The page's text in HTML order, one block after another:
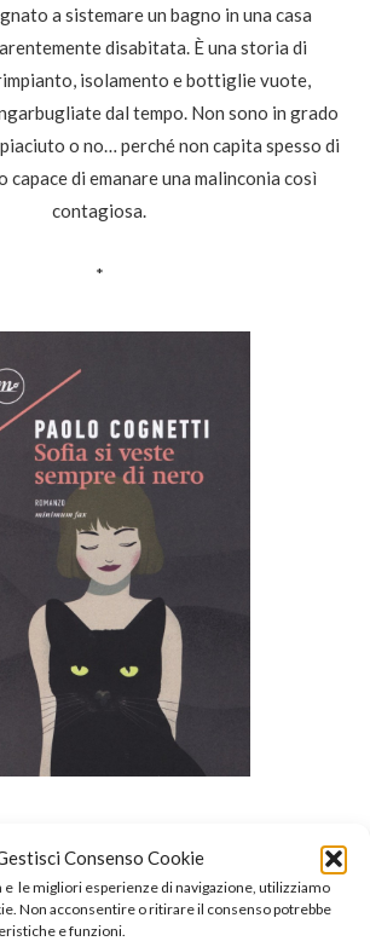
Consenso Cookie
le migliori esperienze di navigazione, utilizziamo
Non acconsentire o ritirare il consenso potrebbe
e funzioni.
a sistemare un bagno in una casa
disabitata. È una storia di
isolamento e bottiglie vuote,
dal tempo. Non sono in grado
o no… perché non capita spesso di
di emanare una malinconia così
contagiosa.
*
Minimum Fax
, ma diciamo due cose anche qui.